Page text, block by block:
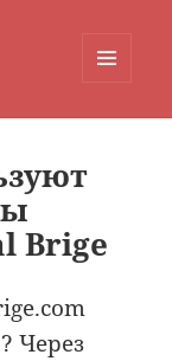
Brige
Через